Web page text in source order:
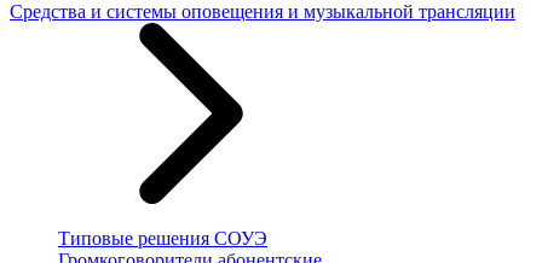
Средства и системы оповещения и музыкальной трансляции
Типовые решения СОУЭ